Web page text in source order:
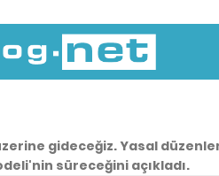
gideceğiz. Yasal
süreceğini açıkladı.